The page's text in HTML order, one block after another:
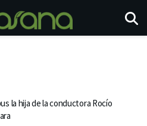
la hija de la conductora Rocío